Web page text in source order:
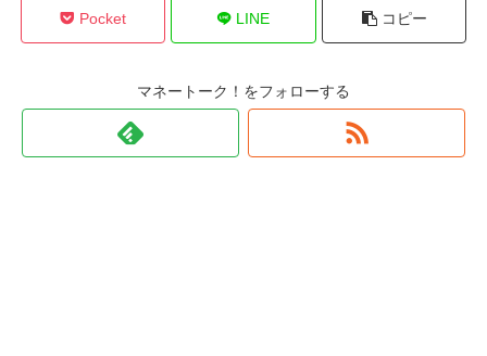
Pocket LINE コピー
マネートーク！をフォローする